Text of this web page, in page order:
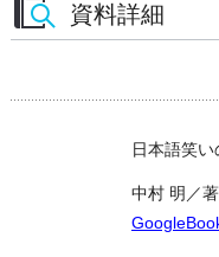
資料詳細
日本語笑
中村 明／